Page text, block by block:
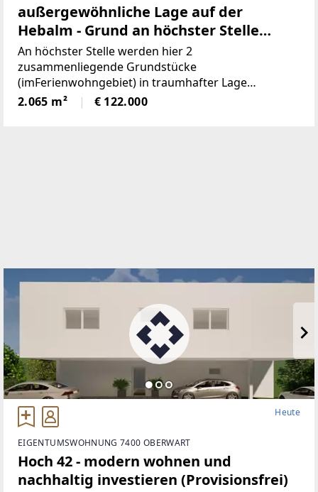
außergewöhnliche Lage auf der
Hebalm - Grund an höchster Stelle
(Provisionsfrei)
An höchster Stelle werden hier 2
zusammenliegende Grundstücke
(imFerienwohngebiet) in traumhafter Lage
angeboten! Die beiden Grundstücke haben
inSumme 2.065m² (€59/ m²), sind süd-westlich
2.065 m² € 122.000
Heute
EIGENTUMSWOHNUNG 7400 OBERWART
Hoch 42 - modern wohnen und
nachhaltig investieren (Provisionsfrei)